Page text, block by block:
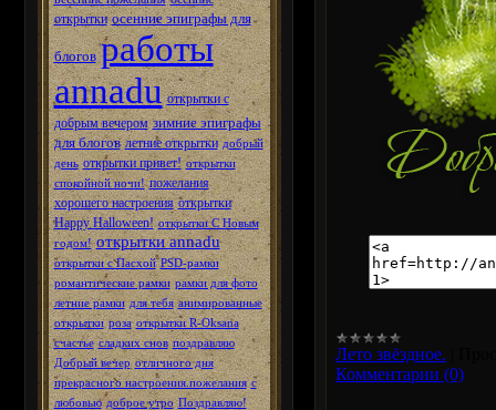
открытки осенние эпиграфы для
блогов работы
annadu открытки с
добрым вечером зимние эпиграфы
для блогов летние открытки добрый
день открытки привет! открытки
спокойной ночи! пожелания
хорошего настроения открытки
Happy Halloween! открытки С Новым
годом! открытки annadu
открытки с Пасхой PSD-рамки
романтические рамки рамки для фото
летние рамки для тебя анимированные
открытки роза открытки R-Oksana
счастье сладких снов поздравляю
Добрый вечер отличного дня
прекрасного настроения.пожелания с
любовью доброе утро Поздравляю!
Лето звёздное.
Комментарии (0)